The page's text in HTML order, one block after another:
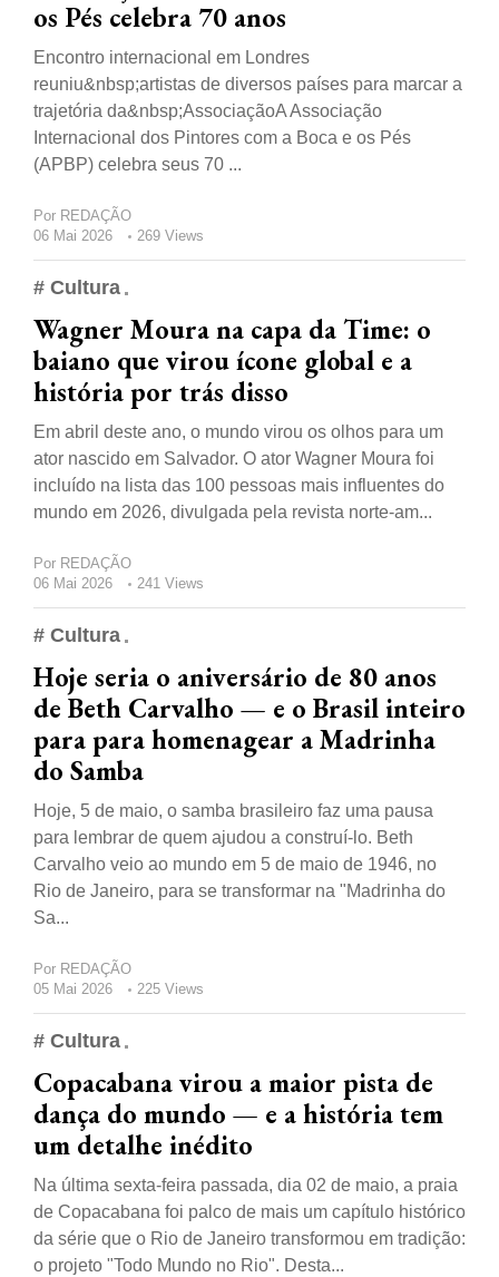
os Pés celebra 70 anos
Encontro internacional em Londres
reuniu&nbsp;artistas de diversos países para marcar a
trajetória da&nbsp;AssociaçãoA Associação
Internacional dos Pintores com a Boca e os Pés
(APBP) celebra seus 70 ...
Por REDAÇÃO
06 Mai 2026
269 Views
# Cultura
Wagner Moura na capa da Time: o
baiano que virou ícone global e a
história por trás disso
Em abril deste ano, o mundo virou os olhos para um
ator nascido em Salvador. O ator Wagner Moura foi
incluído na lista das 100 pessoas mais influentes do
mundo em 2026, divulgada pela revista norte-am...
Por REDAÇÃO
06 Mai 2026
241 Views
# Cultura
Hoje seria o aniversário de 80 anos
de Beth Carvalho — e o Brasil inteiro
para para homenagear a Madrinha
do Samba
Hoje, 5 de maio, o samba brasileiro faz uma pausa
para lembrar de quem ajudou a construí-lo. Beth
Carvalho veio ao mundo em 5 de maio de 1946, no
Rio de Janeiro, para se transformar na "Madrinha do
Sa...
Por REDAÇÃO
05 Mai 2026
225 Views
# Cultura
Copacabana virou a maior pista de
dança do mundo — e a história tem
um detalhe inédito
Na última sexta-feira passada, dia 02 de maio, a praia
de Copacabana foi palco de mais um capítulo histórico
da série que o Rio de Janeiro transformou em tradição:
o projeto "Todo Mundo no Rio". Desta...